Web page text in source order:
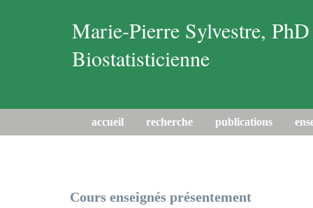
Marie-Pierre Sylvestre, PhD
Biostatisticienne
accueil recherche publications
Cours enseignés présentement